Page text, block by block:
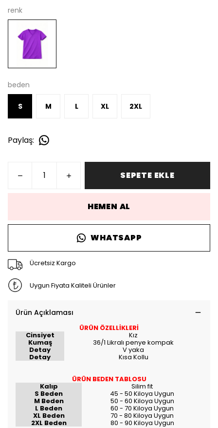
renk
beden
S M L XL 2XL
Paylaş:
SEPETE EKLE
HEMEN AL
WHATSAPP
Ücretsiz Kargo
Uygun Fiyata Kaliteli Ürünler
Ürün Açıklaması
ÜRÜN ÖZELLİKLERİ
Cinsiyet Kız
Kumaş 36/1 Likralı penye kompak
Detay V yaka
Detay Kısa Kollu
ÜRÜN BEDEN TABLOSU
Kalıp Silim fit
S Beden 45 - 50 Kiloya Uygun
M Beden 50 - 60 Kiloya Uygun
L Beden 60 - 70 Kiloya Uygun
XL Beden 70 - 80 Kiloya Uygun
2XL Beden 80 - 90 Kiloya Uygun